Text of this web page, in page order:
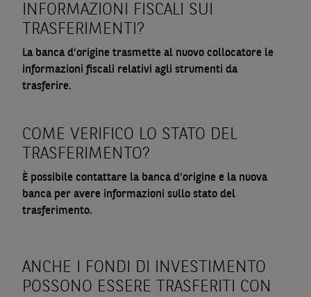
INFORMAZIONI FISCALI SUI
TRASFERIMENTI?
La banca d’origine trasmette al nuovo collocatore le
informazioni fiscali relativi agli strumenti da
trasferire.
COME VERIFICO LO STATO DEL
TRASFERIMENTO?
È possibile contattare la banca d’origine e la nuova
banca per avere informazioni sullo stato del
trasferimento.
ANCHE I FONDI DI INVESTIMENTO
POSSONO ESSERE TRASFERITI CON